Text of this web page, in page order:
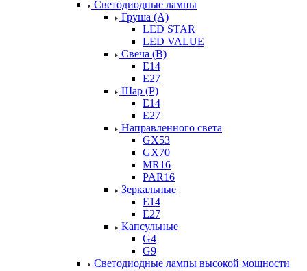
Светодиодные лампы
Груша (А)
LED STAR
LED VALUE
Свеча (В)
Е14
Е27
Шар (Р)
Е14
Е27
Направленного света
GX53
GX70
MR16
PAR16
Зеркальные
E14
E27
Капсульные
G4
G9
Светодиодные лампы высокой мощности